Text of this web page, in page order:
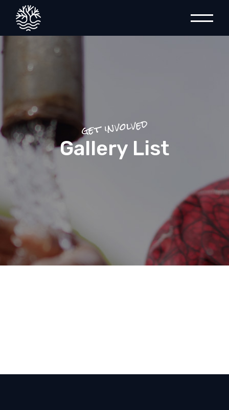
get involved
Gallery List